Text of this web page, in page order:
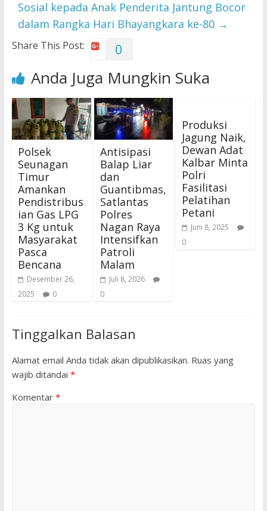
Sosial kepada Anak Penderita Jantung Bocor
dalam Rangka Hari Bhayangkara ke-80 →
Share This Post: 0
Anda Juga Mungkin Suka
Polsek
Seunagan
Timur
Amankan
Pendistribus
ian Gas LPG
3 Kg untuk
Masyarakat
Pasca
Bencana
Desember 26,
2025
0
Antisipasi
Balap Liar
dan
Guantibmas,
Satlantas
Polres
Nagan Raya
Intensifkan
Patroli
Malam
Juli 8, 2026
0
Produksi
Jagung Naik,
Dewan Adat
Kalbar Minta
Polri
Fasilitasi
Pelatihan
Petani
Juni 8, 2025
0
Tinggalkan Balasan
Alamat email Anda tidak akan dipublikasikan. Ruas yang
wajib ditandai *
Komentar *